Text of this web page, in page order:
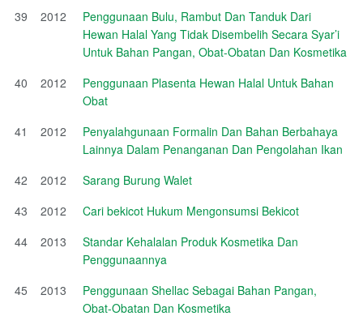
39
2012
Penggunaan Bulu, Rambut Dan Tanduk Dari
Hewan Halal Yang Tidak Disembelih Secara Syar’i
Untuk Bahan Pangan, Obat-Obatan Dan Kosmetika
40
2012
Penggunaan Plasenta Hewan Halal Untuk Bahan
Obat
41
2012
Penyalahgunaan Formalin Dan Bahan Berbahaya
Lainnya Dalam Penanganan Dan Pengolahan Ikan
42
2012
Sarang Burung Walet
43
2012
Cari bekicot Hukum Mengonsumsi Bekicot
44
2013
Standar Kehalalan Produk Kosmetika Dan
Penggunaannya
45
2013
Penggunaan Shellac Sebagai Bahan Pangan,
Obat-Obatan Dan Kosmetika